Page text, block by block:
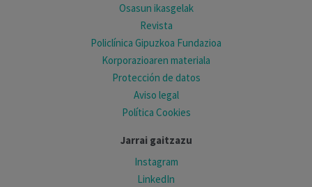
Osasun ikasgelak
Revista
Policlínica Gipuzkoa Fundazioa
Korporazioaren materiala
Protección de datos
Aviso legal
Política Cookies
Jarrai gaitzazu
Instagram
LinkedIn